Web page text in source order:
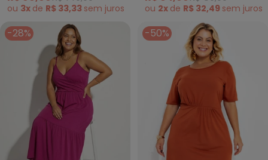
ou 3x de R$ 33,33 sem juros ou 2x de R$ 32,49 sem juros
-28% -50%